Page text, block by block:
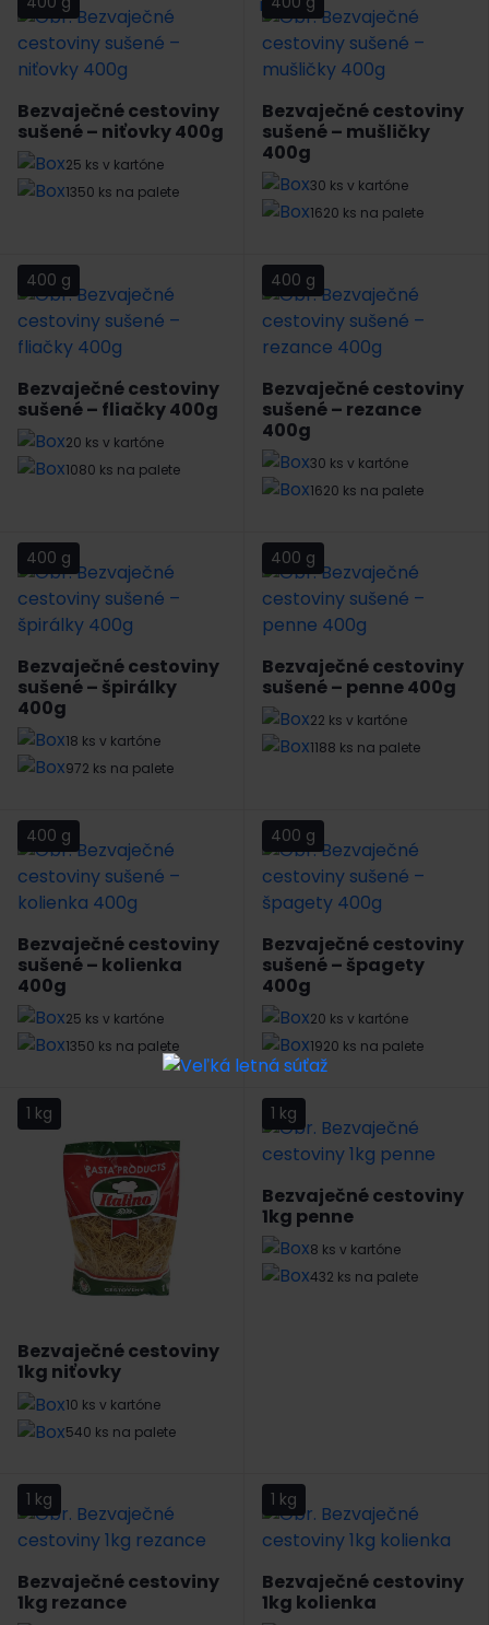
Bezvaječné cestoviny
sušené – niťovky 400g
25 ks v kartóne
1350 ks na palete
Bezvaječné cestoviny
sušené – mušličky
400g
30 ks v kartóne
1620 ks na palete
400 g
Bezvaječné cestoviny
sušené – fliačky 400g
20 ks v kartóne
1080 ks na palete
400 g
Bezvaječné cestoviny
sušené – rezance
400g
30 ks v kartóne
1620 ks na palete
400 g
Bezvaječné cestoviny
sušené – špirálky
400g
18 ks v kartóne
972 ks na palete
400 g
Bezvaječné cestoviny
sušené – penne 400g
22 ks v kartóne
1188 ks na palete
400 g
Bezvaječné cestoviny
sušené – kolienka
400g
25 ks v kartóne
1350 ks na palete
400 g
Bezvaječné cestoviny
sušené – špagety
400g
20 ks v kartóne
1920 ks na palete
1 kg
Bezvaječné cestoviny
1kg niťovky
10 ks v kartóne
540 ks na palete
1 kg
Bezvaječné cestoviny
1kg penne
8 ks v kartóne
432 ks na palete
1 kg
Bezvaječné cestoviny
1kg rezance
1 kg
Bezvaječné cestoviny
1kg kolienka